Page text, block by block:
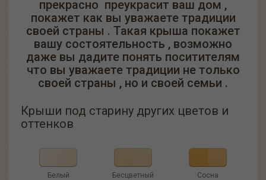
прекрасно преукрасит ваш дом ,
покажет как вы уважаете традиции
своей страны . Такая крыша покажет
вашу состоятельность , возможно
даже вы дадите понять поситителям
что вы уважаете традиции не только
своей страны , но и своей семьи .
Крыши под старину других цветов и
оттенков
Белый Бесцветный Сосна